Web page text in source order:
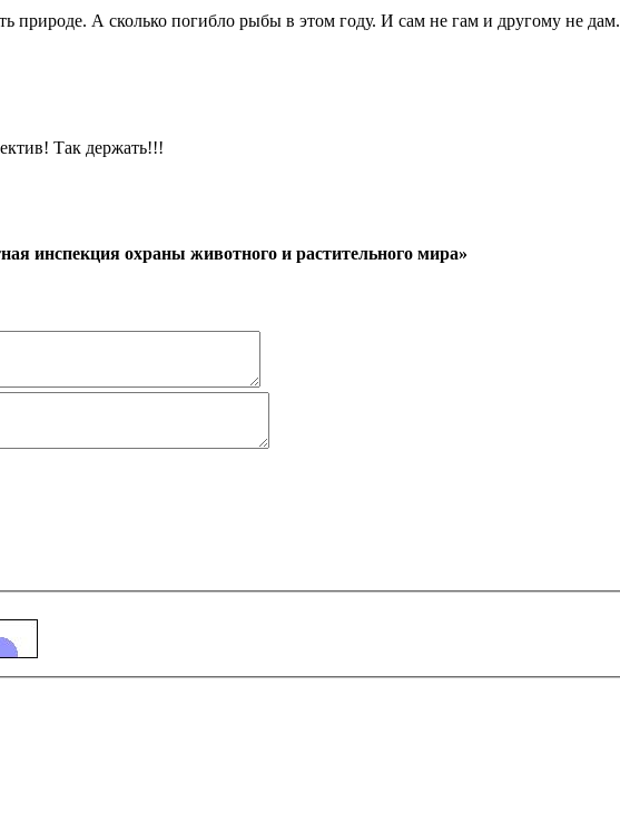
природе. А сколько погибло рыбы в этом году. И сам не гам и другому не дам.
Так держать!!!
инспекция охраны животного и растительного мира»